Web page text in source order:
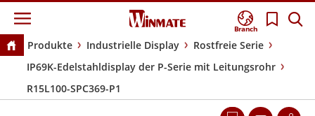
Branch
Produkte Industrielle Display
Rostfreie Serie
IP69K-Edelstahldisplay der P-Serie mit Leitungsrohr
R15L100-SPC369-P1